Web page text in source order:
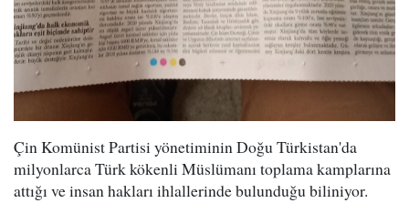
Çin Komünist Partisi yönetiminin Doğu Türkistan'da
milyonlarca Türk kökenli Müslümanı toplama kamplarına
attığı ve insan hakları ihlallerinde bulunduğu biliniyor.